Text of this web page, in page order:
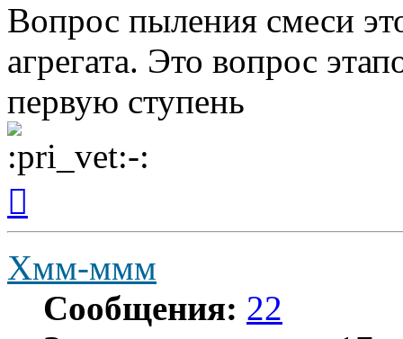
Вопрос пыления смеси
агрегата. Это вопрос
первую ступень
началу
Хмм-ммм
Сообщения: 22